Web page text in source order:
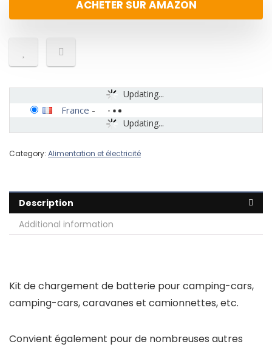
ACHETER SUR AMAZON
Updating...
Updating...
France -
Category: Alimentation et électricité
Description
Additional information
Kit de chargement de batterie pour camping-cars,
camping-cars, caravanes et camionnettes, etc.
Convient également pour de nombreuses autres